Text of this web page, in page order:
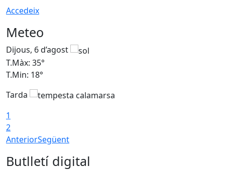
Accedeix
Meteo
Dijous, 6 d’agost
T.Màx: 35°
T.Min: 18°
Tarda
1
2
AnteriorSegüent
Butlletí digital